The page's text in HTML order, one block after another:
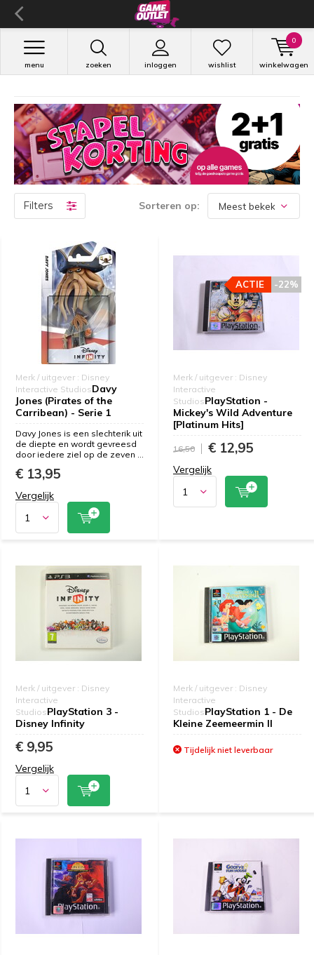
zoeken inloggen
menu wishlist winkelwagen
0
Filters Sorteren op:
Merk / uitgever : Disney
Interactive StudiosDavy
Jones (Pirates of the
Carribean) - Serie 1
Davy Jones is een slechterik uit
de diepte en wordt gevreesd
door iedere ziel op de zeven ...
€ 13,95
Vergelijk
Merk / uitgever : Disney
Interactive
StudiosPlayStation -
Mickey's Wild Adventure
[Platinum Hits]
-22%
ACTIE
16,50 € 12,95
Vergelijk
Merk / uitgever : Disney
Interactive
StudiosPlayStation 3 -
Disney Infinity
€ 9,95
Vergelijk
Merk / uitgever : Disney
Interactive
StudiosPlayStation 1 - De
Kleine Zeemeermin II
Tijdelijk niet leverbaar